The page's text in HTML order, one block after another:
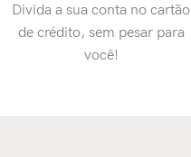
Divida a sua conta no cartão
de crédito, sem pesar para
você!